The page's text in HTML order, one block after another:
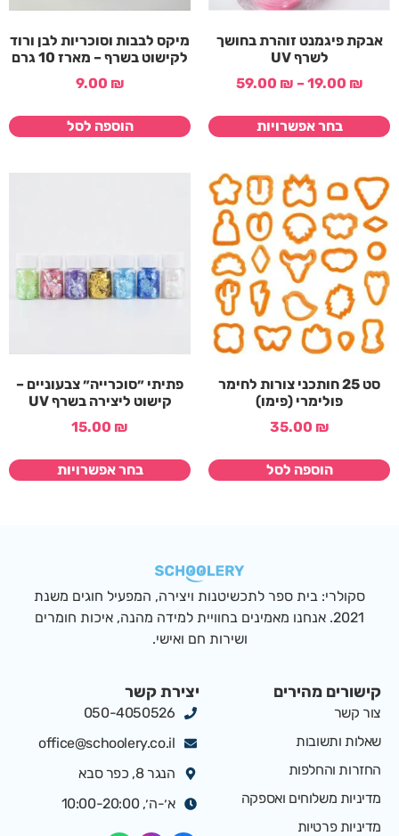
אבקת פיגמנט זוהרת בחושך
לשרף UV
19.00 ₪
–
59.00 ₪
בחר אפשרויות
מיקס לבבות וסוכריות לבן ורוד
לקישוט בשרף – מארז 10 גרם
9.00 ₪
הוספה לסל
סט 25 חותכני צורות לחימר
פולימרי (פימו)
35.00 ₪
הוספה לסל
פתיתי ״סוכרייה״ צבעוניים –
קישוט ליצירה בשרף UV
15.00 ₪
בחר אפשרויות
סקולרי: בית ספר לתכשיטנות ויצירה, המפעיל חוגים משנת
2021. אנחנו מאמינים בחוויית למידה מהנה, איכות חומרים
ושירות חם ואישי.
קישורים מהירים
צור קשר
שאלות ותשובות
החזרות והחלפות
מדיניות משלוחים ואספקה
מדיניות פרטיות
יצירת קשר
050-4050526
office@schoolery.co.il
הנגר 8, כפר סבא
א׳-ה׳, 10:00-20:00